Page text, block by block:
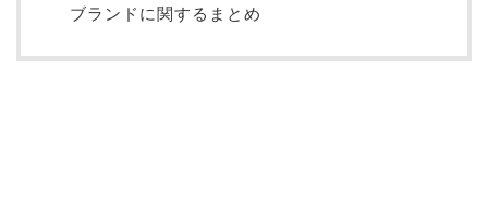
ブランドに関するまとめ